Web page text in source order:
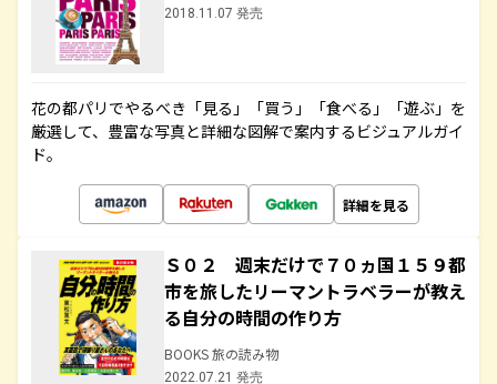
2018.11.07 発売
花の都パリでやるべき「見る」「買う」「食べる」「遊ぶ」を
厳選して、豊富な写真と詳細な図解で案内するビジュアルガイ
ド。
詳細を見る
Ｓ０２ 週末だけで７０ヵ国１５９都
市を旅したリーマントラベラーが教え
る自分の時間の作り方
BOOKS 旅の読み物
2022.07.21 発売